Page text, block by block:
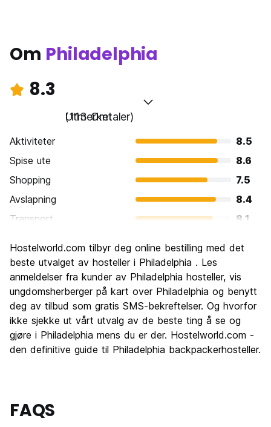
Om Philadelphia
8.3
Utmerket
(113 Omtaler)
Aktiviteter
8.5
Spise ute
8.6
Shopping
7.5
Avslapning
8.4
Transport
8.1
Kultur
Feste
7.8
Verdi for pengene
8.1
Hostelworld.com tilbyr deg online bestilling med det
beste utvalget av hosteller i Philadelphia . Les
anmeldelser fra kunder av Philadelphia hosteller, vis
ungdomsherberger på kart over Philadelphia og benytt
deg av tilbud som gratis SMS-bekreftelser. Og hvorfor
ikke sjekke ut vårt utvalg av de beste ting å se og
gjøre i Philadelphia mens du er der. Hostelworld.com -
den definitive guide til Philadelphia backpackerhosteller.
FAQS